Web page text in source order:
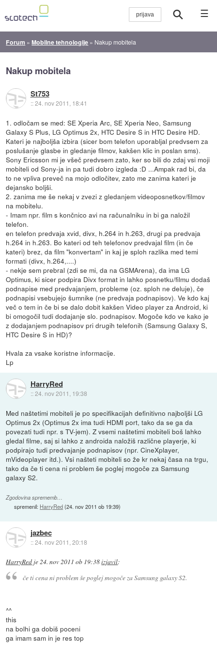
☰
Forum »Mobilne tehnologije » Nakup mobitela
Nakup mobitela
St753
::24. nov 2011, 18:41
1. odločam se med: SE Xperia Arc, SE Xperia Neo, Samsung
Galaxy S Plus, LG Optimus 2x, HTC Desire S in HTC Desire HD.
Kateri je najboljša izbira (sicer bom telefon uporabljal predvsem za
poslušanje glasbe in gledanje filmov, kakšen klic in poslan sms).
Sony Ericsson mi je všeč predvsem zato, ker so bili do zdaj vsi moji
mobiteli od Sony-ja in pa tudi dobro izgleda :D ...Ampak rad bi, da
to ne vpliva preveč na mojo odločitev, zato me zanima kateri je
dejansko boljši.
2. zanima me še nekaj v zvezi z gledanjem videoposnetkov/filmov
na mobitelu.
- Imam npr. film s končnico avi na računalniku in bi ga naložil
telefon.
en telefon predvaja xvid, divx, h.264 in h.263, drugi pa predvaja
h.264 in h.263. Bo kateri od teh telefonov predvajal film (in če
kateri) brez, da film "konvertam" in kaj je sploh razlika med temi
formati (divx, h.264,....)
- nekje sem prebral (zdi se mi, da na GSMArena), da ima LG
Optimus, ki sicer podpira Divx format in lahko posnetku/filmu dodaš
podnapise med predvajanjem, probleme (oz. sploh ne deluje), če
podnapisi vsebujejo šumnike (ne predvaja podnapisov). Ve kdo kaj
več o tem in če bi se dalo dobit kakšen Video player za Android, ki
bi omogočil tudi dodajanje slo. podnapisov. Mogoče kdo ve kako je
z dodajanjem podnapisov pri drugih telefonih (Samsung Galaxy S,
HTC Desire S in HD)?
Hvala za vsake koristne informacije.
Lp
HarryRed
::24. nov 2011, 19:38
Med naštetimi mobiteli je po specifikacijah definitivno najboljši LG
Optimus 2x (Optimus 2x ima tudi HDMI port, tako da se ga da
povezati tudi npr. s TV-jem). Z vsemi naštetimi mobiteli boš lahko
gledal filme, saj si lahko z androida naložiš različne playerje, ki
podpirajo tudi predvajanje podnapisov (npr. CineXplayer,
mVideoplayer itd.). Vsi našteti mobiteli so že kr nekaj časa na trgu,
tako da če ti cena ni problem še poglej mogoče za Samsung
galaxy S2.
Zgodovina sprememb…
spremenil: HarryRed(24. nov 2011 ob 19:39)
jazbec
::24. nov 2011, 20:18
HarryRed je24. nov 2011 ob 19:38izjavil:
če ti cena ni problem še poglej mogoče za Samsung galaxy S2.
^^
this
na bolhi ga dobiš poceni
ga imam sam in je res top